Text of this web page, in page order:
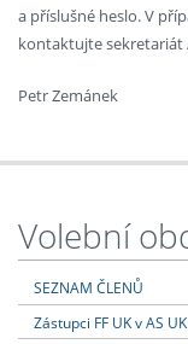
a příslušné heslo. V
kontaktujte sekretariát
Petr Zemánek
Volební
SEZNAM ČLENŮ
Zástupci FF UK v AS UK